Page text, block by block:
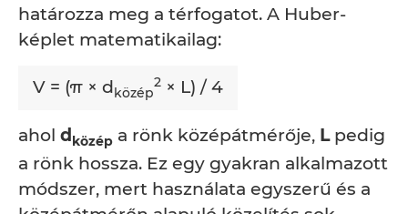
határozza meg a térfogatot. A Huber-
képlet matematikailag:
V = (π × dközép
2 × L) / 4
ahol d közép a rönk középátmérője, Lpedig
a rönk hossza. Ez egy gyakran alkalmazott
módszer, mert használata egyszerű és a